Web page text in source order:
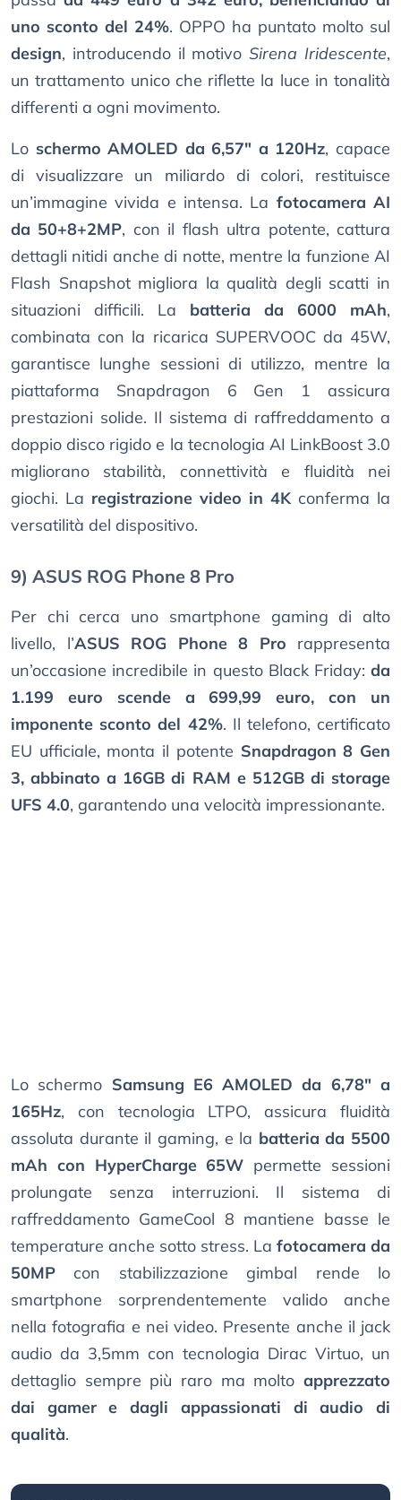
uno sconto del 24%. OPPO ha puntato molto sul
design, introducendo il motivoSirena Iridescente,
un trattamento unico che riflette la luce in tonalità
differenti a ogni movimento.
Lo schermo AMOLED da 6,57" a 120Hz, capace
di visualizzare un miliardo di colori, restituisce
un’immagine vivida e intensa. La fotocamera AI
da 50+8+2MP, con il flash ultra potente, cattura
dettagli nitidi anche di notte, mentre la funzione AI
Flash Snapshot migliora la qualità degli scatti in
situazioni difficili. La batteria da 6000 mAh,
combinata con la ricarica SUPERVOOC da 45W,
garantisce lunghe sessioni di utilizzo, mentre la
piattaforma Snapdragon 6 Gen 1 assicura
prestazioni solide. Il sistema di raffreddamento a
doppio disco rigido e la tecnologia AI LinkBoost 3.0
migliorano stabilità, connettività e fluidità nei
giochi. La registrazione video in 4Kconferma la
versatilità del dispositivo.
9) ASUS ROG Phone 8 Pro
Per chi cerca uno smartphone gaming di alto
livello, l’ASUS ROG Phone 8 Pro rappresenta
un’occasione incredibile in questo Black Friday: da
1.199 euro scende a 699,99 euro, con un
imponente sconto del 42%. Il telefono, certificato
EU ufficiale, monta il potente Snapdragon 8 Gen
3, abbinato a 16GB di RAM e 512GB di storage
UFS 4.0, garantendo una velocità impressionante.
Lo schermo Samsung E6 AMOLED da 6,78" a
165Hz, con tecnologia LTPO, assicura fluidità
assoluta durante il gaming, e la batteria da 5500
mAh con HyperCharge 65W permette sessioni
prolungate senza interruzioni. Il sistema di
raffreddamento GameCool 8 mantiene basse le
temperature anche sotto stress. La fotocamera da
50MP con stabilizzazione gimbal rende lo
smartphone sorprendentemente valido anche
nella fotografia e nei video. Presente anche il jack
audio da 3,5mm con tecnologia Dirac Virtuo, un
dettaglio sempre più raro ma molto apprezzato
dai gamer e dagli appassionati di audio di
qualità.